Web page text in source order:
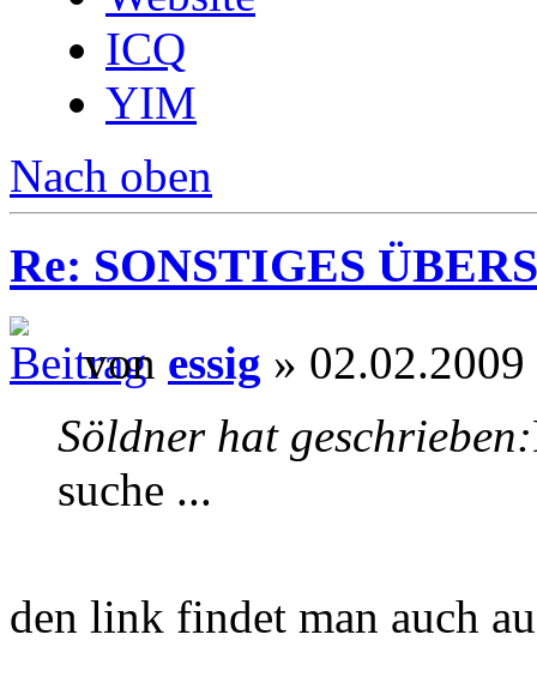
ICQ
YIM
Nach oben
Re: SONSTIGES
von essig »
Söldner hat geschrieben:
suche ...
den link findet man auch